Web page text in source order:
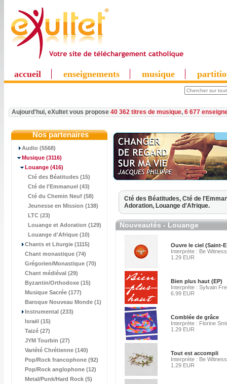
accueil enseignements musique
Aujourd'hui, eXultet vous propose 40 362 titres de musique, 6 677
Nos partenaires
Audio (5568)
Musique (3116)
Louange (416)
Cté des Béatitudes (15)
Cté de l'Emmanuel (43)
Cté du Chemin Neuf (58)
Jeunesse en Mission (138)
LTC (23)
Louange et Adoration (129)
Louange d'Afrique (10)
Chants et Liturgie (1115)
Chant monastique (74)
Grégorien/Monastique (70)
Chant médiéval (29)
Byzantin/Orthodoxe (15)
Musique Sacrée (177)
Baroque Nouveau Monde (1)
Instrumental (233)
Israël (15)
Taizé (27)
JYM Tourbin (27)
Variété Chrétienne (140)
Pop/Rock francophone (92)
Pop/Rock anglophone (12)
Metal/Punk/Hard Rock (5)
Cté des Béatitudes, Cté de
Adoration, Louange d'Afrique.
Nouveautés - Louange
Ouvre le ciel (Saint-
Interprète : Be Witness
1.29 EUR
Bien plus haut (EP)
Interprète : Sylvain
6.99 EUR
Comblée de grâce
Interprète : Florine
1.29 EUR
Tout est accompli
Interprète : Be Witness
1.29 EUR